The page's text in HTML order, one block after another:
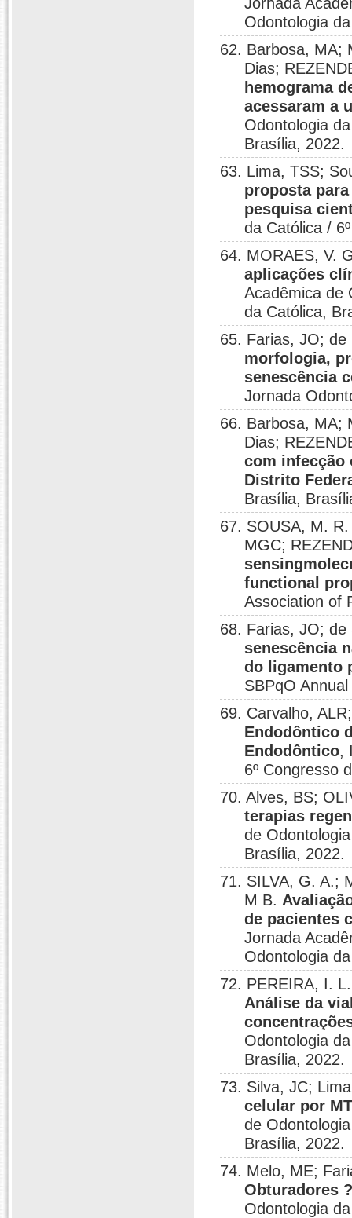
Odontologia
62. Barbosa, MA;
Dias;
hemograma
acessaram a
Odontologia
Brasília, 2022.
63. Lima, TSS;
proposta
pesquisa
da Católica /
64. MORAES, V.
aplicações
Acadêmica de
da Católica,
65. Farias, JO;
morfologia,
senescência
Jornada
66. Barbosa, MA;
Dias;
com infecção
Distrito
Brasília,
67. SOUSA, M.
MGC;
functional
Association of
68. Farias, JO;
senescência
do ligamento
SBPqO
69. Carvalho,
Endodôntico
Endodôntico,
6º Congresso
70. Alves, BS;
terapias
de
Brasília, 2022.
71. SILVA, G. A.;
M B.
de pacientes
Jornada
Odontologia
72. PEREIRA, I.
Análise da
Odontologia
Brasília, 2022.
73. Silva, JC;
celular por
de
Brasília, 2022.
74. Melo, ME;
Obturadores
Odontologia